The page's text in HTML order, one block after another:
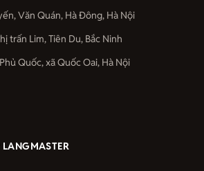
Văn Quán, Hà Đông, Hà Nội
trấn Lim, Tiên Du, Bắc Ninh
Quốc, xã Quốc Oai, Hà Nội